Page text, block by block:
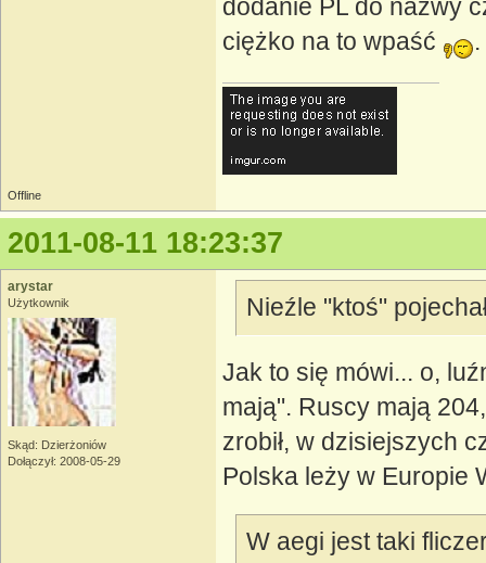
dodanie PL do nazwy
ciężko na to wpaść
.
Offline
2011-08-11 18:23:37
arystar
Użytkownik
Skąd: Dzierżoniów
Dołączył: 2008-05-29
Nieźle "ktoś"
Jak to się mówi... o,
mają". Ruscy mają
zrobił, w dzisiejszych
Polska leży w Europie
W aegi jest taki